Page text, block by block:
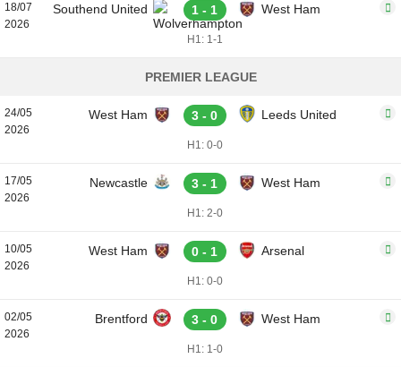
18/07
2026
Southend United 1 - 1 West Ham
H1: 1-1
PREMIER LEAGUE
24/05
2026
West Ham 3 - 0 Leeds United
H1: 0-0
17/05
2026
Newcastle 3 - 1 West Ham
H1: 2-0
10/05
2026
West Ham 0 - 1 Arsenal
H1: 0-0
02/05
2026
Brentford 3 - 0 West Ham
H1: 1-0